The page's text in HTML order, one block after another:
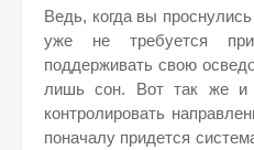
Ведь, когда вы
уже не требуется
поддерживать свою
лишь сон. Вот так же и
контролировать
поначалу придется